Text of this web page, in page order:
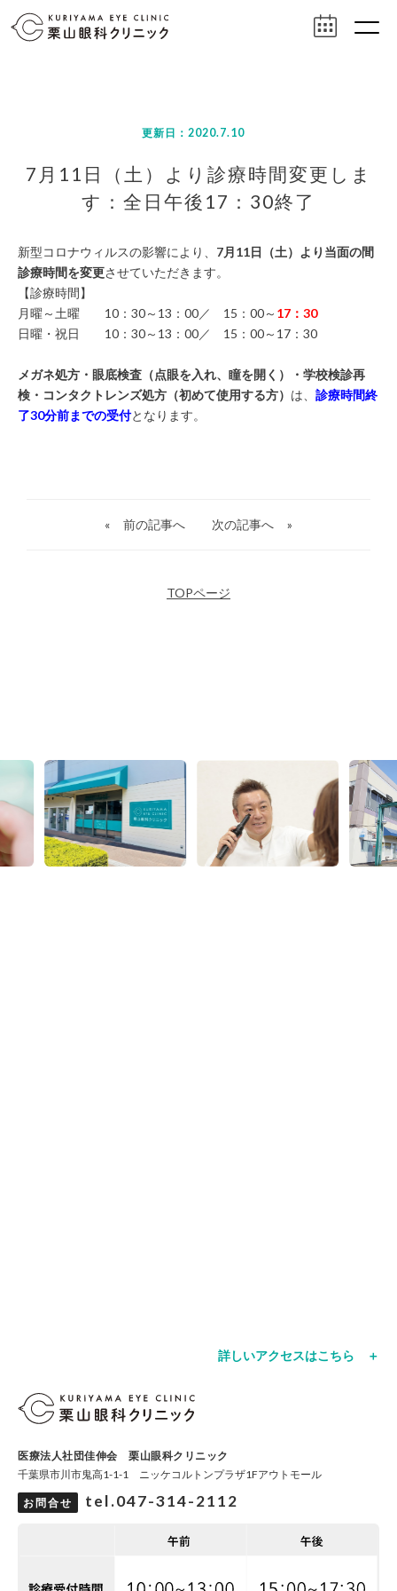
更新日：2020.7.10
7月11日（土）より診療時間変更しま
す：全日午後17：30終了
新型コロナウィルスの影響により、 7月11日（土）より当面の間
診療時間を変更させていただきます。
【診療時間】
月曜～土曜 10：30～13：00／ 15：00～ 17：30
日曜・祝日 10：30～13：00／ 15：00～17：30
メガネ処方・眼底検査（点眼を入れ、瞳を開く）・学校検診再
検・コンタクトレンズ処方（初めて使用する方） は、 診療時間終
了30分前までの受付となります。
« 前の記事へ 次の記事へ »
TOPページ
医療法人社団佳伸会 栗山眼科クリニック
千葉県市川市鬼高1-1-1 ニッケコルトンプラザ1Fアウトモール
お問合せ tel.047-314-2112
詳しいアクセスはこちら ＋